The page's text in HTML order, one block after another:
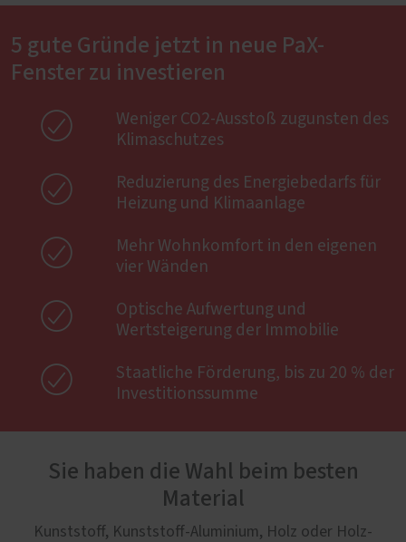
5 gute Gründe jetzt in neue PaX-
Fenster zu investieren

Weniger CO2-Ausstoß zugunsten des
Klimaschutzes

Reduzierung des Energiebedarfs für
Heizung und Klimaanlage

Mehr Wohnkomfort in den eigenen
vier Wänden

Optische Aufwertung und
Wertsteigerung der Immobilie

Staatliche Förderung, bis zu 20 % der
Investitionssumme
Sie haben die Wahl beim besten
Material
Kunststoff, Kunststoff-Aluminium, Holz oder Holz-